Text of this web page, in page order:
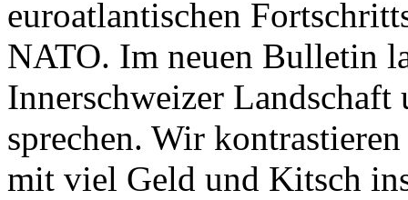
euroatlantischen
NATO. Im neuen Bulletin
Innerschweizer
sprechen. Wir
mit viel Geld und Kitsch